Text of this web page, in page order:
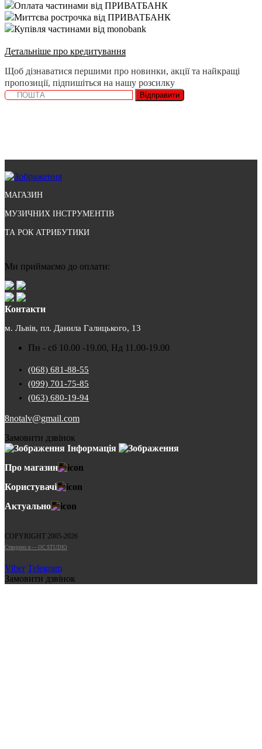
Оплата частинами від ПРИВАТБАНК
Миттєва рострочка від ПРИВАТБАНК
Купівля частинами від monobank
Детальніше про кредитування
Щоб дізнаватися першими про новинки, акції та найкращі
пропозиції, підпишіться на нашу розсилку
Відправити
МАГАЗИН
МУЗИЧНИХ ІНСТРУМЕНТІВ
ТА РОК АТРИБУТИКИ
Ми приймаємо до оплати:
Контакти
м. Львів, пл. Данила Галицького, 13
Пн - сб 10.00 -19.00, Нд 11.00-19.00
(068) 681-88-55
(099) 701-75-85
(063) 680-19-94
8notalv@gmail.com
Замовити дзвінок
Інформація
Про магазин
Користувачі
Актуально
COPYRIGHT 2005-2026
Cтворено в — OC STUDIO
Viber Telegram
Замовити дзвінок